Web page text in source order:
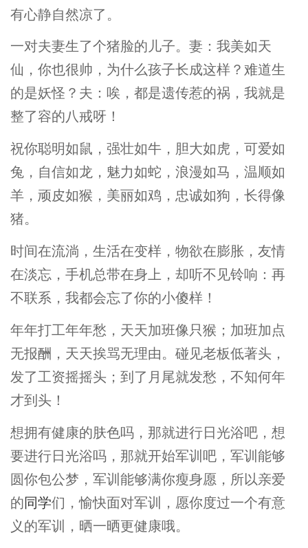
有心静自然凉了。
一对夫妻生了个猪脸的儿子。妻：我美如天
仙，你也很帅，为什么孩子长成这样？难道生
的是妖怪？夫：唉，都是遗传惹的祸，我就是
整了容的八戒呀！
祝你聪明如鼠，强壮如牛，胆大如虎，可爱如
兔，自信如龙，魅力如蛇，浪漫如马，温顺如
羊，顽皮如猴，美丽如鸡，忠诚如狗，长得像
猪。
时间在流淌，生活在变样，物欲在膨胀，友情
在淡忘，手机总带在身上，却听不见铃响：再
不联系，我都会忘了你的小傻样！
年年打工年年愁，天天加班像只猴；加班加点
无报酬，天天挨骂无理由。碰见老板低著头，
发了工资摇摇头；到了月尾就发愁，不知何年
才到头！
想拥有健康的肤色吗，那就进行日光浴吧，想
要进行日光浴吗，那就开始军训吧，军训能够
圆你包公梦，军训能够满你瘦身愿，所以亲爱
的同学们，愉快面对军训，愿你度过一个有意
义的军训，晒一晒更健康哦。